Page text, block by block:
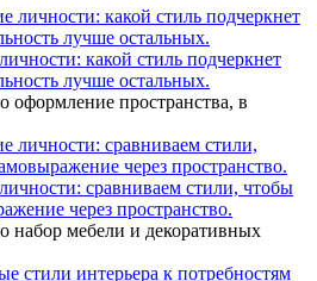
какой стиль подчеркнет
лучше остальных.
оформление пространства, в
сравниваем стили, чтобы
через пространство.
набор мебели и декоративных